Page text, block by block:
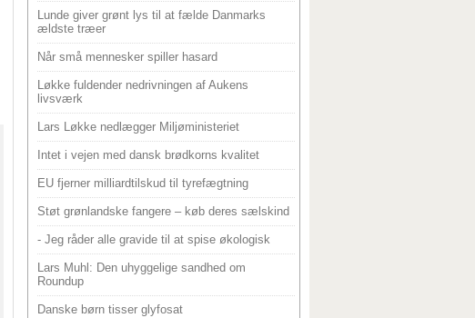
Lunde giver grønt lys til at fælde Danmarks
ældste træer
Når små mennesker spiller hasard
Løkke fuldender nedrivningen af Aukens
livsværk
Lars Løkke nedlægger Miljøministeriet
Intet i vejen med dansk brødkorns kvalitet
EU fjerner milliardtilskud til tyrefægtning
Støt grønlandske fangere – køb deres sælskind
- Jeg råder alle gravide til at spise økologisk
Lars Muhl: Den uhyggelige sandhed om
Roundup
Danske børn tisser glyfosat